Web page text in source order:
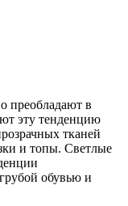
преобладают в
эту тенденцию
тканей
и топы. Светлые
обувью и